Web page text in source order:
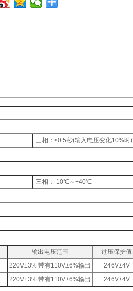
三相：≤0.5秒(输入电压变化10%时)
三相：-10℃～+40℃
输出电压范围 过压保护值
220V±3% 带有110V±6%输出 246V±4V
220V±3% 带有110V±6%输出 246V±4V